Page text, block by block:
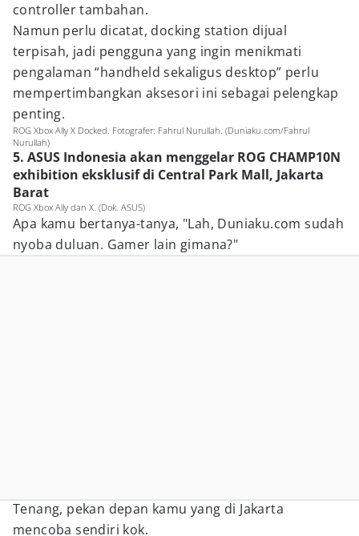
controller tambahan.
Namun perlu dicatat, docking station dijual
terpisah, jadi pengguna yang ingin menikmati
pengalaman “handheld sekaligus desktop” perlu
mempertimbangkan aksesori ini sebagai pelengkap
penting.
ROG Xbox Ally X Docked. Fotografer: Fahrul Nurullah. (Duniaku.com/Fahrul
Nurullah)
5. ASUS Indonesia akan menggelar ROG CHAMP10N
exhibition eksklusif di Central Park Mall, Jakarta
Barat
ROG Xbox Ally dan X. (Dok. ASUS)
Apa kamu bertanya-tanya, "Lah, Duniaku.com sudah
nyoba duluan. Gamer lain gimana?"
Tenang, pekan depan kamu yang di Jakarta
mencoba sendiri kok.